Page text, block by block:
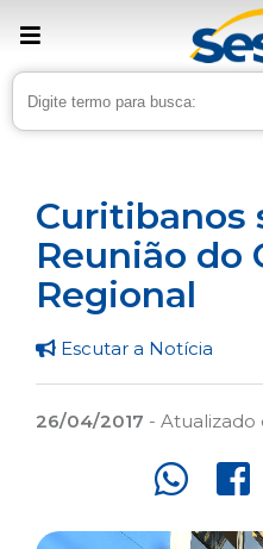
› Home › Noticias
Curitibanos
Reunião do
Regional
Escutar a Notícia
26/04/2017 - Atualizado